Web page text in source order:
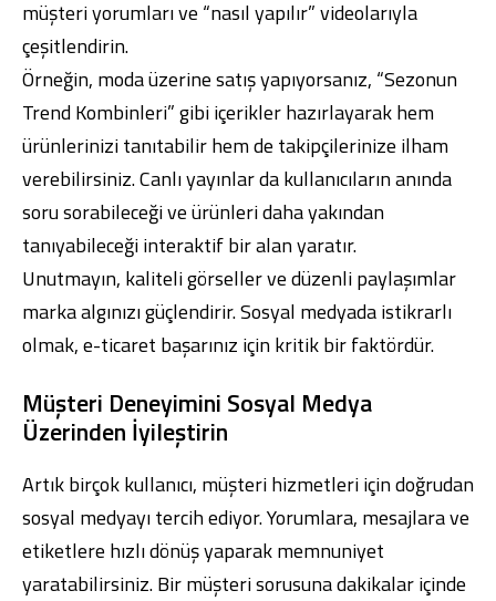
müşteri yorumları ve “nasıl yapılır” videolarıyla
çeşitlendirin.
Örneğin, moda üzerine satış yapıyorsanız, “Sezonun
Trend Kombinleri” gibi içerikler hazırlayarak hem
ürünlerinizi tanıtabilir hem de takipçilerinize ilham
verebilirsiniz. Canlı yayınlar da kullanıcıların anında
soru sorabileceği ve ürünleri daha yakından
tanıyabileceği interaktif bir alan yaratır.
Unutmayın, kaliteli görseller ve düzenli paylaşımlar
marka algınızı güçlendirir. Sosyal medyada istikrarlı
olmak, e-ticaret başarınız için kritik bir faktördür.
Müşteri Deneyimini Sosyal Medya
Üzerinden İyileştirin
Artık birçok kullanıcı, müşteri hizmetleri için doğrudan
sosyal medyayı tercih ediyor. Yorumlara, mesajlara ve
etiketlere hızlı dönüş yaparak memnuniyet
yaratabilirsiniz. Bir müşteri sorusuna dakikalar içinde